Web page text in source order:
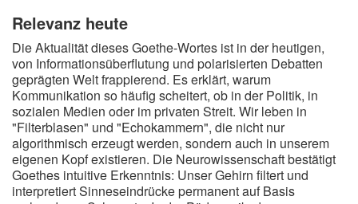
Relevanz heute
Die Aktualität dieses Goethe-Wortes ist in der heutigen,
von Informationsüberflutung und polarisierten Debatten
geprägten Welt frappierend. Es erklärt, warum
Kommunikation so häufig scheitert, ob in der Politik, in
sozialen Medien oder im privaten Streit. Wir leben in
"Filterblasen" und "Echokammern", die nicht nur
algorithmisch erzeugt werden, sondern auch in unserem
eigenen Kopf existieren. Die Neurowissenschaft bestätigt
Goethes intuitive Erkenntnis: Unser Gehirn filtert und
interpretiert Sinneseindrücke permanent auf Basis